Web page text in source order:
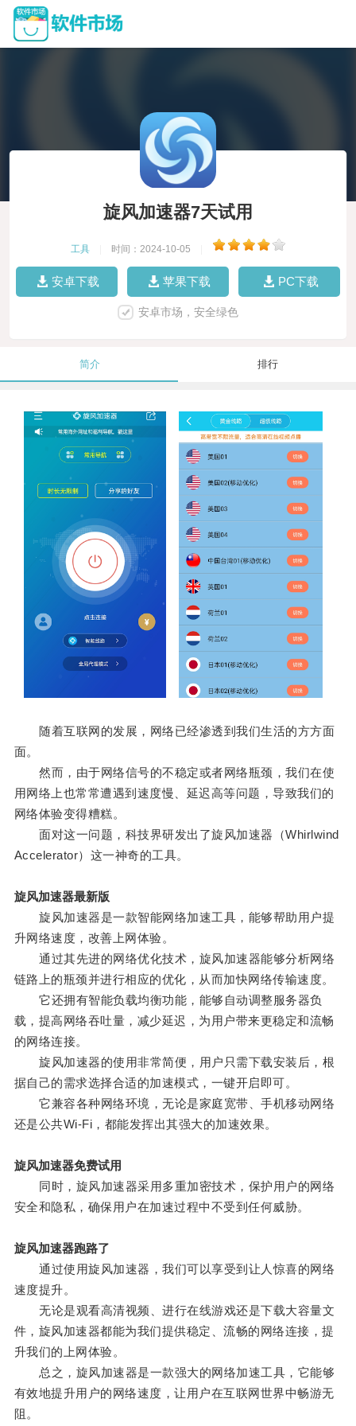
旋风加速器7天试用
工具 时间：2024-10-05
安卓下载 苹果下载 PC下载
安卓市场，安全绿色
简介 排行
随着互联网的发展，网络已经渗透到我们生活的方方面
面。
然而，由于网络信号的不稳定或者网络瓶颈，我们在使
用网络上也常常遭遇到速度慢、延迟高等问题，导致我们的
网络体验变得糟糕。
面对这一问题，科技界研发出了旋风加速器（Whirlwind
Accelerator）这一神奇的工具。
旋风加速器最新版
旋风加速器是一款智能网络加速工具，能够帮助用户提
升网络速度，改善上网体验。
通过其先进的网络优化技术，旋风加速器能够分析网络
链路上的瓶颈并进行相应的优化，从而加快网络传输速度。
它还拥有智能负载均衡功能，能够自动调整服务器负
载，提高网络吞吐量，减少延迟，为用户带来更稳定和流畅
的网络连接。
旋风加速器的使用非常简便，用户只需下载安装后，根
据自己的需求选择合适的加速模式，一键开启即可。
它兼容各种网络环境，无论是家庭宽带、手机移动网络
还是公共Wi-Fi，都能发挥出其强大的加速效果。
旋风加速器免费试用
同时，旋风加速器采用多重加密技术，保护用户的网络
安全和隐私，确保用户在加速过程中不受到任何威胁。
旋风加速器跑路了
通过使用旋风加速器，我们可以享受到让人惊喜的网络
速度提升。
无论是观看高清视频、进行在线游戏还是下载大容量文
件，旋风加速器都能为我们提供稳定、流畅的网络连接，提
升我们的上网体验。
总之，旋风加速器是一款强大的网络加速工具，它能够
有效地提升用户的网络速度，让用户在互联网世界中畅游无
阻。